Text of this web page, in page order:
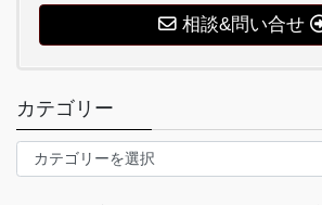
相談&問い合せ
カテゴリー
テ